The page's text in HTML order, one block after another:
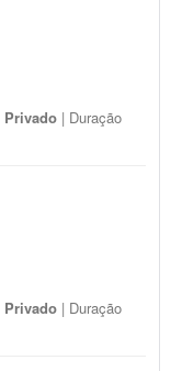
Privado | Duração
Privado | Duração